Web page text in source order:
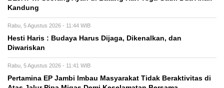
Kandung
Rabu, 5 Agustus 2026 - 11:44 WIB
Hesti Haris : Budaya Harus Dijaga, Dikenalkan, dan
Diwariskan
Rabu, 5 Agustus 2026 - 11:41 WIB
Pertamina EP Jambi Imbau Masyarakat Tidak Beraktivitas di